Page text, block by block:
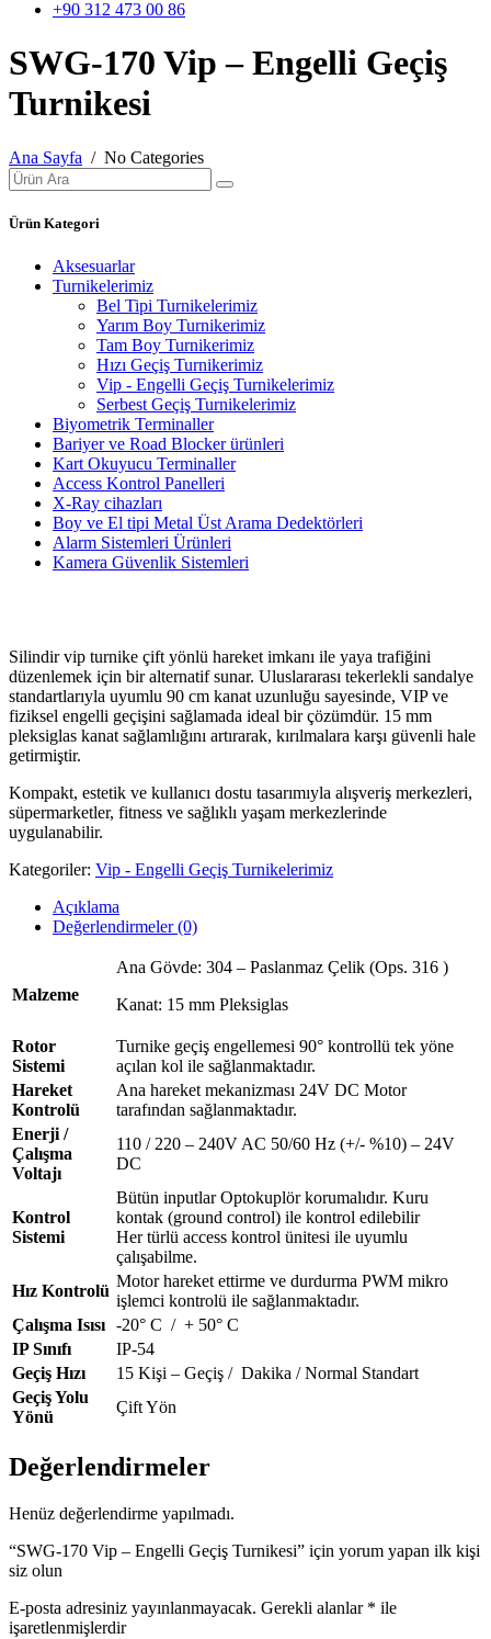
+90 312 473 00 86
SWG-170 Vip – Engelli Geçiş
Turnikesi
Ana Sayfa / No Categories
Ürün Kategori
Aksesuarlar
Turnikelerimiz
Bel Tipi Turnikelerimiz
Yarım Boy Turnikerimiz
Tam Boy Turnikerimiz
Hızı Geçiş Turnikerimiz
Vip - Engelli Geçiş Turnikelerimiz
Serbest Geçiş Turnikelerimiz
Biyometrik Terminaller
Bariyer ve Road Blocker ürünleri
Kart Okuyucu Terminaller
Access Kontrol Panelleri
X-Ray cihazları
Boy ve El tipi Metal Üst Arama Dedektörleri
Alarm Sistemleri Ürünleri
Kamera Güvenlik Sistemleri
Silindir vip turnike çift yönlü hareket imkanı ile yaya trafiğini
düzenlemek için bir alternatif sunar. Uluslararası tekerlekli sandalye
standartlarıyla uyumlu 90 cm kanat uzunluğu sayesinde, VIP ve
fiziksel engelli geçişini sağlamada ideal bir çözümdür. 15 mm
pleksiglas kanat sağlamlığını artırarak, kırılmalara karşı güvenli hale
getirmiştir.
Kompakt, estetik ve kullanıcı dostu tasarımıyla alışveriş merkezleri,
süpermarketler, fitness ve sağlıklı yaşam merkezlerinde
uygulanabilir.
Kategoriler: Vip - Engelli Geçiş Turnikelerimiz
Açıklama
Değerlendirmeler (0)
Malzeme
Ana Gövde: 304 – Paslanmaz Çelik (Ops. 316 )
Kanat: 15 mm Pleksiglas
Rotor
Sistemi
Turnike geçiş engellemesi 90° kontrollü tek yöne
açılan kol ile sağlanmaktadır.
Hareket
Kontrolü
Ana hareket mekanizması 24V DC Motor
tarafından sağlanmaktadır.
Enerji /
Çalışma
Voltajı
110 / 220 – 240V AC 50/60 Hz (+/- %10) – 24V
DC
Kontrol
Sistemi
Bütün inputlar Optokuplör korumalıdır. Kuru
kontak (ground control) ile kontrol edilebilir
Her türlü access kontrol ünitesi ile uyumlu
çalışabilme.
Hız Kontrolü
Motor hareket ettirme ve durdurma PWM mikro
işlemci kontrolü ile sağlanmaktadır.
Çalışma Isısı -20° C / + 50° C
IP Sınıfı
IP-54
Geçiş Hızı
15 Kişi – Geçiş / Dakika / Normal Standart
Geçiş Yolu
Yönü
Çift Yön
Değerlendirmeler
Henüz değerlendirme yapılmadı.
“SWG-170 Vip – Engelli Geçiş Turnikesi” için yorum yapan ilk kişi
siz olun
E-posta adresiniz yayınlanmayacak. Gerekli alanlar * ile
işaretlenmişlerdir